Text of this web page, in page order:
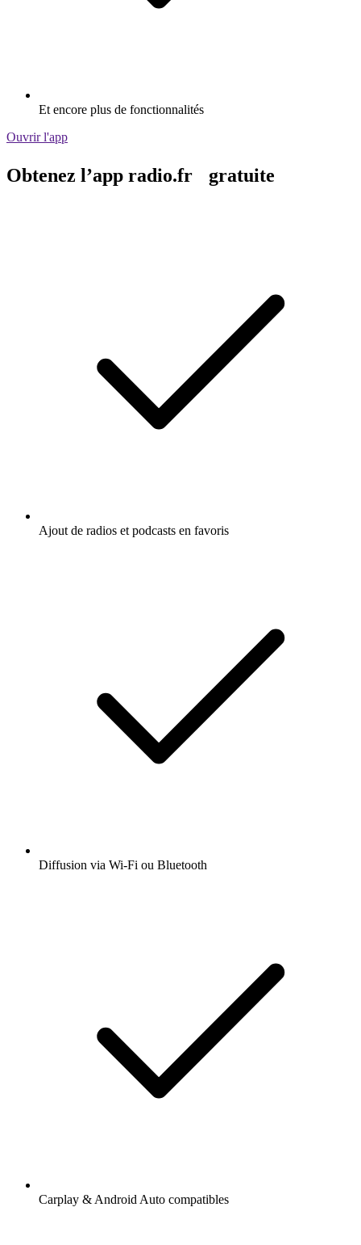
Et encore plus de fonctionnalités
Ouvrir l'app
Obtenez l’app radio.fr gratuite
Ajout de radios et podcasts en favoris
Diffusion via Wi-Fi ou Bluetooth
Carplay & Android Auto compatibles